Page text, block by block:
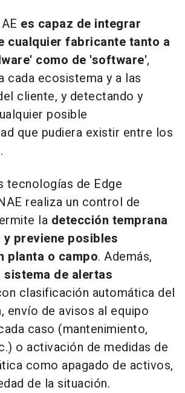
es capaz de integrar
cualquier fabricante tanto a
como de 'software',
cada ecosistema y a las
cliente, y detectando y
posible
que pudiera existir entre los
tecnologías de Edge
realiza un control de
la detección temprana
y previene posibles
planta o campo. Además,
sistema de alertas
clasificación automática del
envío de avisos al equipo
caso (mantenimiento,
o activación de medidas de
como apagado de activos,
de la situación.